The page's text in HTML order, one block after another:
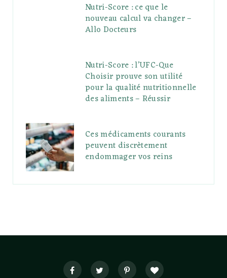
Nutri-Score : ce que le
nouveau calcul va changer –
Allo Docteurs
Nutri-Score : l’UFC-Que
Choisir prouve son utilité
pour la qualité nutritionnelle
des aliments – Réussir
Ces médicaments courants
peuvent discrètement
endommager vos reins